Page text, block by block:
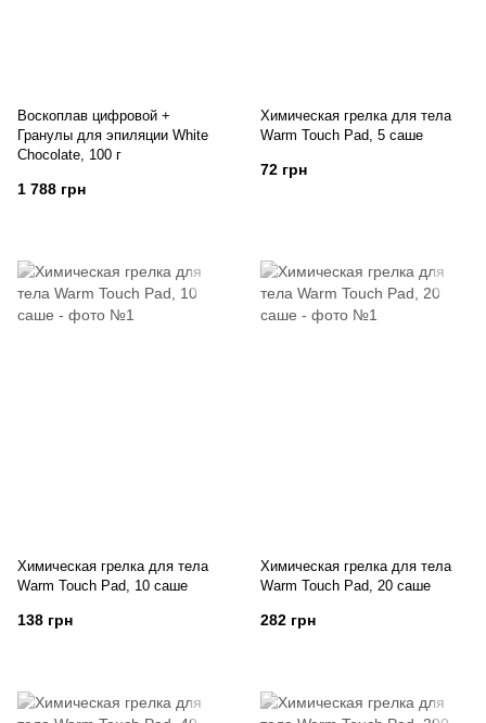
Воскоплав цифровой +
Гранулы для эпиляции White
Chocolate, 100 г
1 788 грн
Химическая грелка для тела
Warm Touch Pad, 5 саше
72 грн
Химическая грелка для тела
Warm Touch Pad, 10 саше
138 грн
Химическая грелка для тела
Warm Touch Pad, 20 саше
282 грн